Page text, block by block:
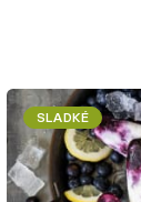
SLADKÉ